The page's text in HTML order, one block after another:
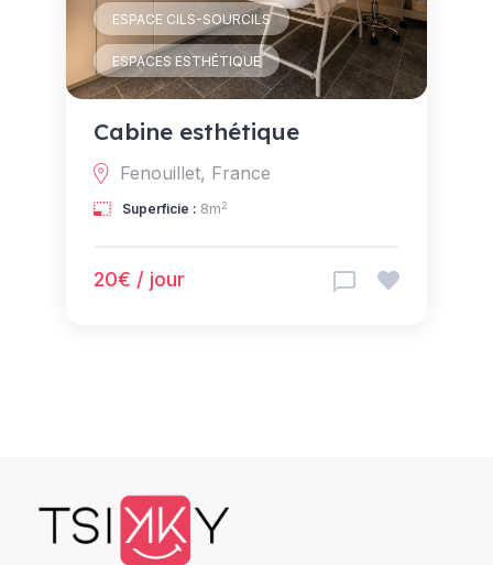
ESPACE CILS-SOURCILS
ESPACES ESTHÉTIQUE
Cabine esthétique
Fenouillet, France
Superficie : 8m2
20€ / jour